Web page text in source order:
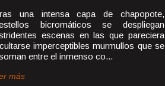
una intensa capa de chapopote,
bicromáticos se despliegan
escenas en las que pareciera
imperceptibles murmullos que se
entre el inmenso co...
más